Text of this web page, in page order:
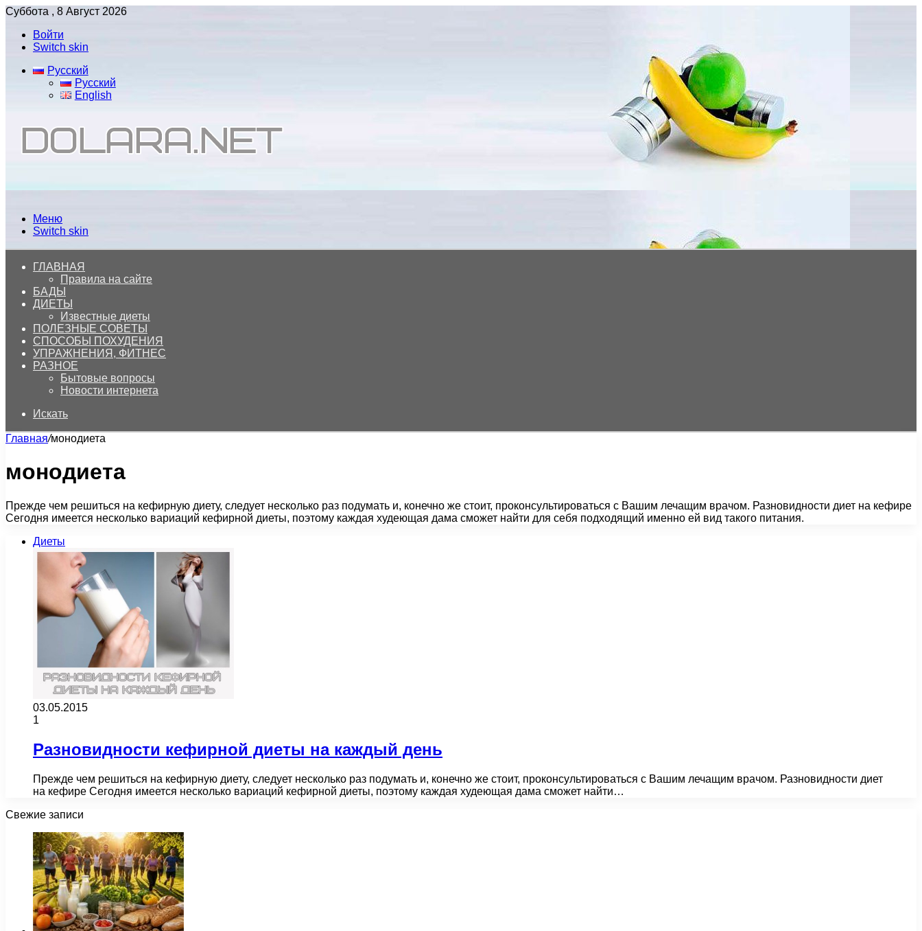
Суббота , 8 Август 2026
Войти
Switch skin
Русский
Русский
English
Меню
Switch skin
ГЛАВНАЯ
Правила на сайте
БАДЫ
ДИЕТЫ
Известные диеты
ПОЛЕЗНЫЕ СОВЕТЫ
СПОСОБЫ ПОХУДЕНИЯ
УПРАЖНЕНИЯ, ФИТНЕС
РАЗНОЕ
Бытовые вопросы
Новости интернета
Искать
Главная/монодиета
монодиета
Прежде чем решиться на кефирную диету, следует несколько раз подумать и, конечно же стоит, проконсультироваться с Вашим лечащим врачом. Разновидности диет на кефире
Сегодня имеется несколько вариаций кефирной диеты, поэтому каждая худеющая дама сможет найти для себя подходящий именно ей вид такого питания.
Диеты
03.05.2015
1
Разновидности кефирной диеты на каждый день
Прежде чем решиться на кефирную диету, следует несколько раз подумать и, конечно же стоит, проконсультироваться с Вашим лечащим врачом. Разновидности диет
на кефире Сегодня имеется несколько вариаций кефирной диеты, поэтому каждая худеющая дама сможет найти…
Свежие записи